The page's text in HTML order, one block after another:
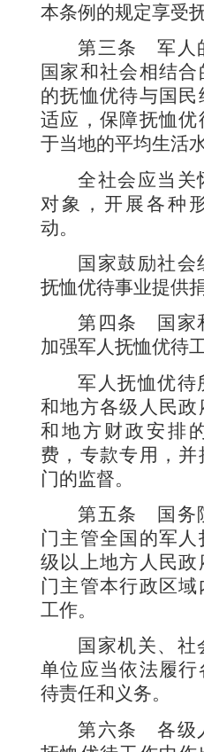
本条例的规定享受
第三条军人
国家和社会相结
的抚恤优待与国
适应，保障抚恤
于当地的平均生活水
全社会应当关
对象，开展各种
动。
国家鼓励社会
抚恤优待事业提供捐
第四条
国家
加强军人抚恤优待工
军人抚恤优待
和地方各级人民
和地方财政安排
费，专款专用，
门的监督。
第五条
国务
门主管全国的军
级以上地方人民
门主管本行政区
工作。
国家机关、社
单位应当依法履
待责任和义务。
第六条各级